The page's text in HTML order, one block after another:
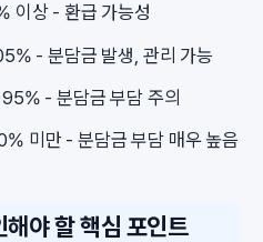
이상 - 환급 가능성
- 분담금 발생, 관리 가능
- 분담금 부담 주의
미만 - 분담금 부담 매우 높음
야 할 핵심 포인트